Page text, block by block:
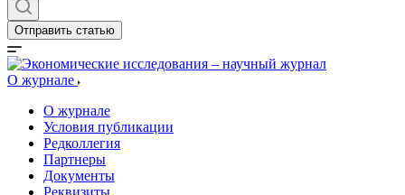
Отправить статью
О журнале
О журнале
Условия публикации
Редколлегия
Партнеры
Документы
Реквизиты